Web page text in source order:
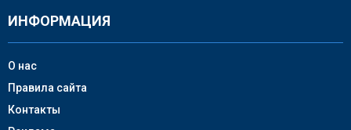
ИНФОРМАЦИЯ
О нас
Правила сайта
Контакты